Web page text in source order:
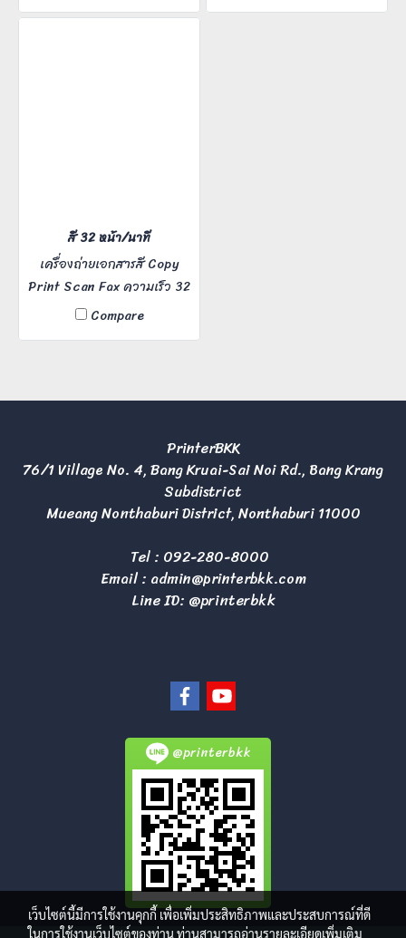
สี 32 หน้า/นาที
เครื่องถ่ายเอกสารสี Copy
Print Scan Fax ความเร็ว 32
แผ่นต่อนาที เหมาะสำหรับ
Compare
PrinterBKK
76/1 Village No. 4, Bang Kruai-Sai Noi Rd., Bang Krang
Subdistrict
Mueang Nonthaburi District, Nonthaburi 11000
Tel : 092-280-8000
Email : admin@printerbkk.com
Line ID: @printerbkk
@printerbkk
เว็บไซต์นี้มีการใช้งานคุกกี้ เพื่อเพิ่มประสิทธิภาพและประสบการณ์ที่ดี
ในการใช้งานเว็บไซต์ของท่าน ท่านสามารถอ่านรายละเอียดเพิ่มเติม